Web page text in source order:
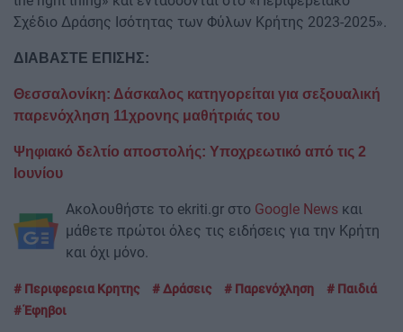
Σχέδιο Δράσης Ισότητας των Φύλων Κρήτης 2023-2025».
ΔΙΑΒΑΣΤΕ ΕΠΙΣΗΣ:
Θεσσαλονίκη: Δάσκαλος κατηγορείται για σεξουαλική
παρενόχληση 11χρονης μαθήτριάς του
Ψηφιακό δελτίο αποστολής: Υποχρεωτικό από τις 2
Ιουνίου
Ακολουθήστε το ekriti.gr στο Google News και
μάθετε πρώτοι όλες τις ειδήσεις για την Κρήτη
και όχι μόνο.
Περιφερεια Κρητης Δράσεις Παρενόχληση
Παιδιά
Έφηβοι